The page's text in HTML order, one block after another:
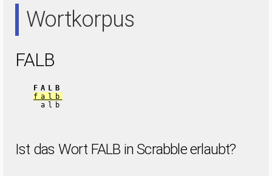
Wortkorpus
FALB
FALB
falb
alb
Ist das Wort FALB in Scrabble erlaubt?